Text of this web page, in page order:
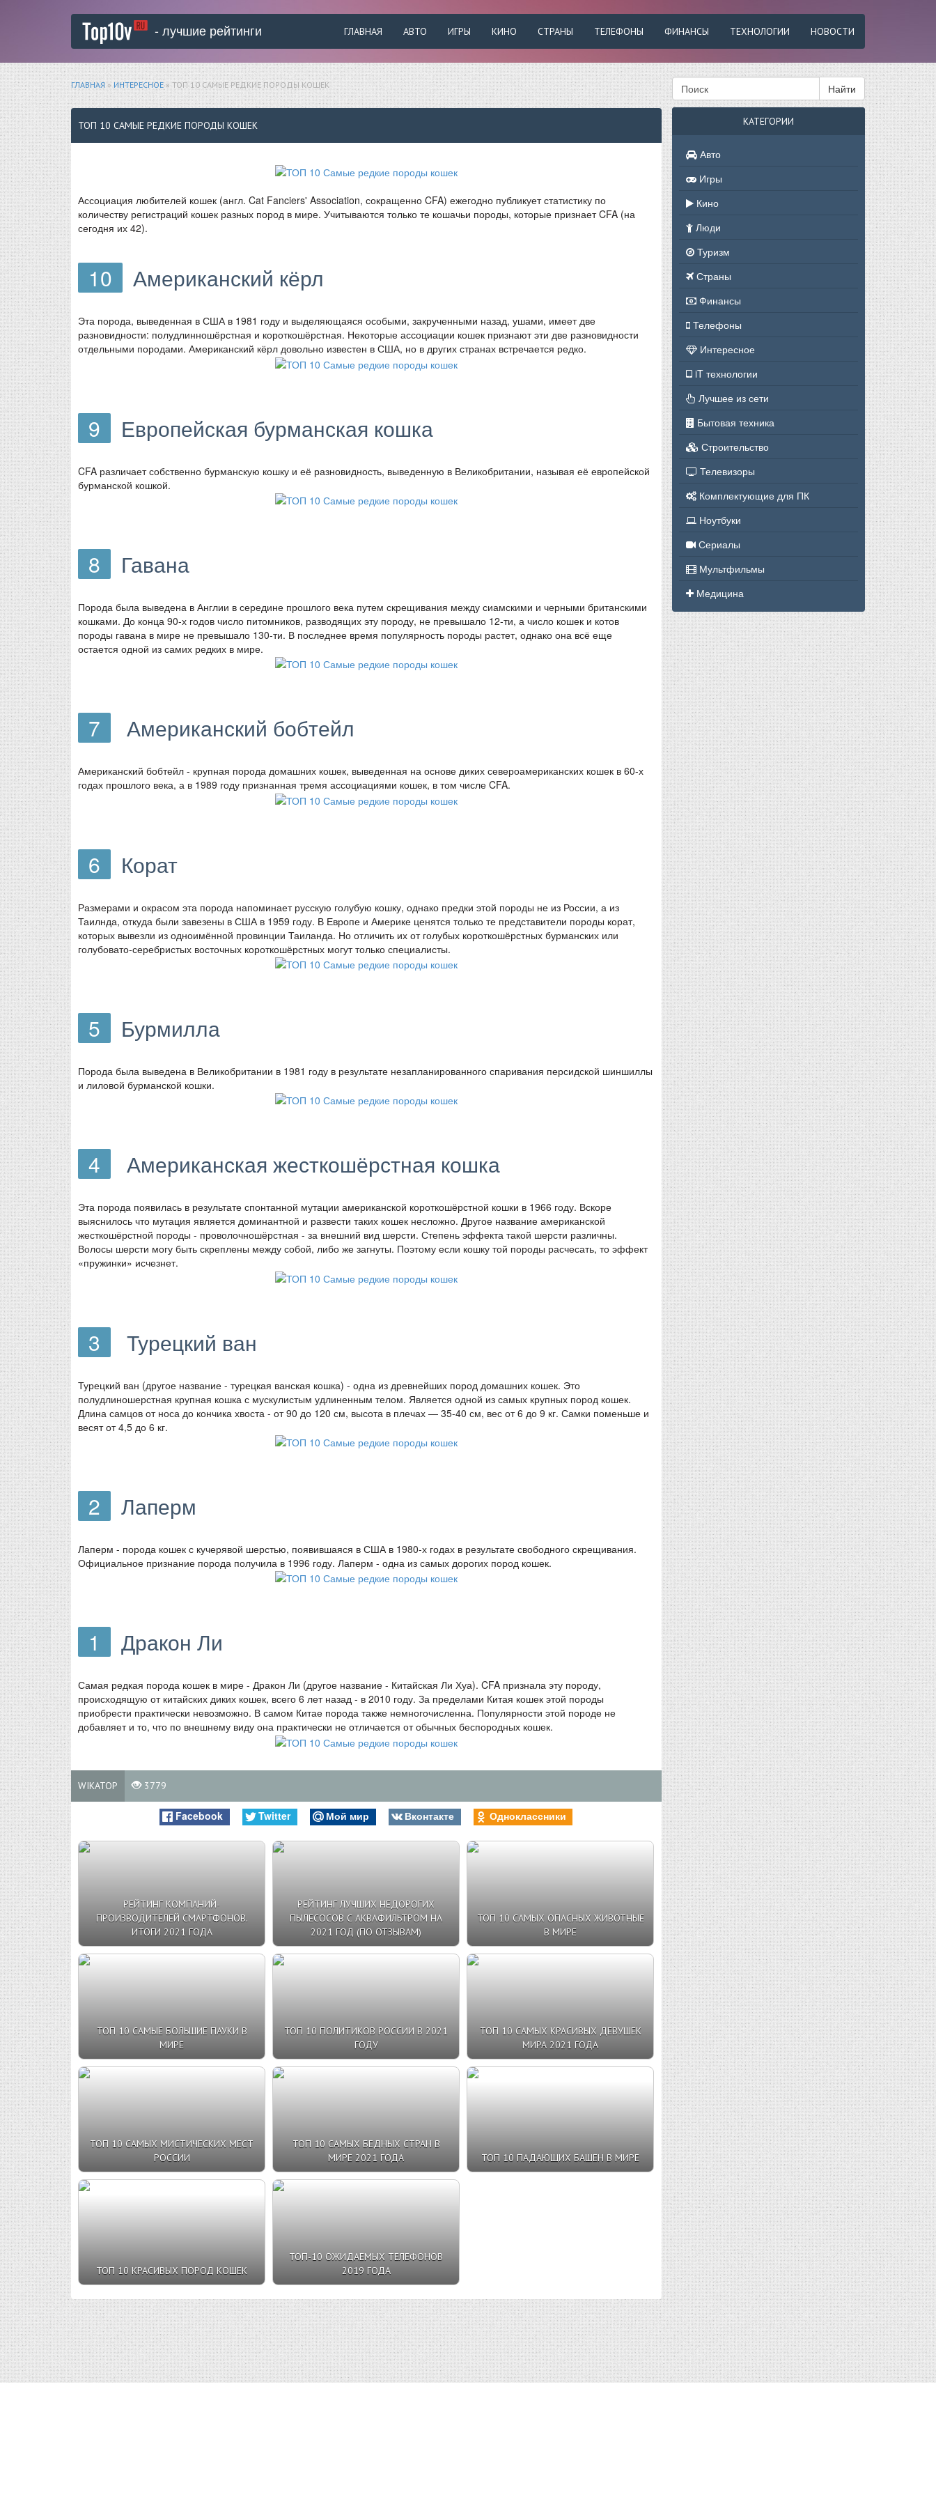
- лучшие рейтинги ГЛАВНАЯ АВТО ИГРЫ КИНО СТРАНЫ ТЕЛЕФОНЫ ФИНАНСЫ ТЕХНОЛОГИИ НОВОСТИ
ГЛАВНАЯ»ИНТЕРЕСНОЕ» ТОП 10 САМЫЕ РЕДКИЕ ПОРОДЫ КОШЕК
ТОП 10 САМЫЕ РЕДКИЕ ПОРОДЫ КОШЕК
Ассоциация любителей кошек (англ. Cat Fanciers' Association, сокращенно CFA) ежегодно публикует статистику по
количеству регистраций кошек разных пород в мире. Учитываются только те кошачьи породы, которые признает CFA (на
сегодня их 42).
10 Американский кёрл
Эта порода, выведенная в США в 1981 году и выделяющаяся особыми, закрученными назад, ушами, имеет две
разновидности: полудлинношёрстная и короткошёрстная. Некоторые ассоциации кошек признают эти две разновидности
отдельными породами. Американский кёрл довольно известен в США, но в других странах встречается редко.
9 Европейская бурманская кошка
CFA различает собственно бурманскую кошку и её разновидность, выведенную в Великобритании, называя её европейской
бурманской кошкой.
8 Гавана
Порода была выведена в Англии в середине прошлого века путем скрещивания между сиамскими и черными британскими
кошками. До конца 90-х годов число питомников, разводящих эту породу, не превышало 12-ти, а число кошек и котов
породы гавана в мире не превышало 130-ти. В последнее время популярность породы растет, однако она всё еще
остается одной из самих редких в мире.
7 Американский бобтейл
Американский бобтейл - крупная порода домашних кошек, выведенная на основе диких североамериканских кошек в 60-х
годах прошлого века, а в 1989 году признанная тремя ассоциациями кошек, в том числе CFA.
6 Корат
Размерами и окрасом эта порода напоминает русскую голубую кошку, однако предки этой породы не из России, а из
Таилнда, откуда были завезены в США в 1959 году. В Европе и Америке ценятся только те представители породы корат,
которых вывезли из одноимённой провинции Таиланда. Но отличить их от голубых короткошёрстных бурманских или
голубовато-серебристых восточных короткошёрстных могут только специалисты.
5 Бурмилла
Порода была выведена в Великобритании в 1981 году в результате незапланированного спаривания персидской шиншиллы
и лиловой бурманской кошки.
4 Американская жесткошёрстная кошка
Эта порода появилась в результате спонтанной мутации американской короткошёрстной кошки в 1966 году. Вскоре
выяснилось что мутация является доминантной и развести таких кошек несложно. Другое название американской
жесткошёрстной породы - проволочношёрстная - за внешний вид шерсти. Степень эффекта такой шерсти различны.
Волосы шерсти могу быть скреплены между собой, либо же загнуты. Поэтому если кошку той породы расчесать, то эффект
«пружинки» исчезнет.
3 Турецкий ван
Турецкий ван (другое название - турецкая ванская кошка) - одна из древнейших пород домашних кошек. Это
полудлиношерстная крупная кошка с мускулистым удлиненным телом. Является одной из самых крупных пород кошек.
Длина самцов от носа до кончика хвоста - от 90 до 120 см, высота в плечах — 35-40 см, вес от 6 до 9 кг. Самки поменьше и
весят от 4,5 до 6 кг.
2 Лаперм
Лаперм - порода кошек с кучерявой шерстью, появившаяся в США в 1980-х годах в результате свободного скрещивания.
Официальное признание порода получила в 1996 году. Лаперм - одна из самых дорогих пород кошек.
1 Дракон Ли
Самая редкая порода кошек в мире - Дракон Ли (другое название - Китайская Ли Хуа). CFA признала эту породу,
происходящую от китайских диких кошек, всего 6 лет назад - в 2010 году. За пределами Китая кошек этой породы
приобрести практически невозможно. В самом Китае порода также немногочисленна. Популярности этой породе не
добавляет и то, что по внешнему виду она практически не отличается от обычных беспородных кошек.
WIKATOP 3779
Facebook Twitter Мой мир Вконтакте Одноклассники
РЕЙТИНГ КОМПАНИЙ-
ПРОИЗВОДИТЕЛЕЙ СМАРТФОНОВ.
ИТОГИ 2021 ГОДА
РЕЙТИНГ ЛУЧШИХ НЕДОРОГИХ
ПЫЛЕСОСОВ С АКВАФИЛЬТРОМ НА
2021 ГОД (ПО ОТЗЫВАМ)
ТОП 10 САМЫХ ОПАСНЫХ ЖИВОТНЫЕ
В МИРЕ
ТОП 10 САМЫЕ БОЛЬШИЕ ПАУКИ В
МИРЕ
ТОП 10 ПОЛИТИКОВ РОССИИ В 2021
ГОДУ
ТОП 10 САМЫХ КРАСИВЫХ ДЕВУШЕК
МИРА 2021 ГОДА
ТОП 10 САМЫХ МИСТИЧЕСКИХ МЕСТ
РОССИИ
ТОП 10 САМЫХ БЕДНЫХ СТРАН В
МИРЕ 2021 ГОДА
ТОП 10 ПАДАЮЩИХ БАШЕН В МИРЕ
ТОП 10 КРАСИВЫХ ПОРОД КОШЕК
ТОП-10 ОЖИДАЕМЫХ ТЕЛЕФОНОВ
2019 ГОДА
Найти
КАТЕГОРИИ
Авто
Игры
Кино
Люди
Туризм
Страны
Финансы
Телефоны
Интересное
iT технологии
Лучшее из сети
Бытовая техника
Строительство
Телевизоры
Комплектующие для ПК
Ноутбуки
Сериалы
Мультфильмы
Медицина